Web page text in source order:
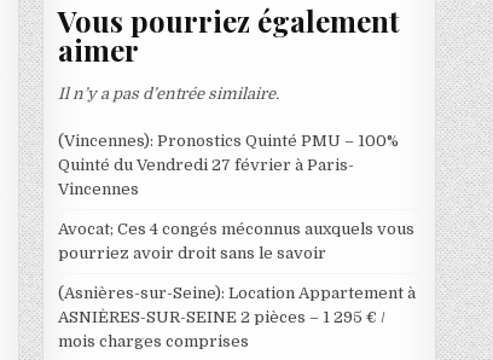
Vous pourriez également
aimer
Il n’y a pas d’entrée similaire.
(Vincennes): Pronostics Quinté PMU – 100%
Quinté du Vendredi 27 février à Paris-
Vincennes
Avocat; Ces 4 congés méconnus auxquels vous
pourriez avoir droit sans le savoir
(Asnières-sur-Seine): Location Appartement à
ASNIÈRES-SUR-SEINE 2 pièces – 1 295 € /
mois charges comprises